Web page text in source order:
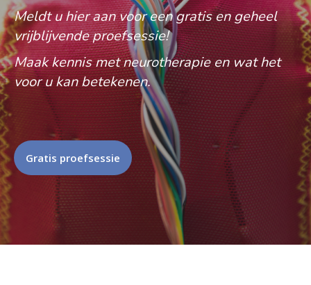
Meldt u hier aan voor een gratis en geheel
vrijblijvende proefsessie!
Maak kennis met neurotherapie en wat het
voor u kan betekenen.
Gratis proefsessie